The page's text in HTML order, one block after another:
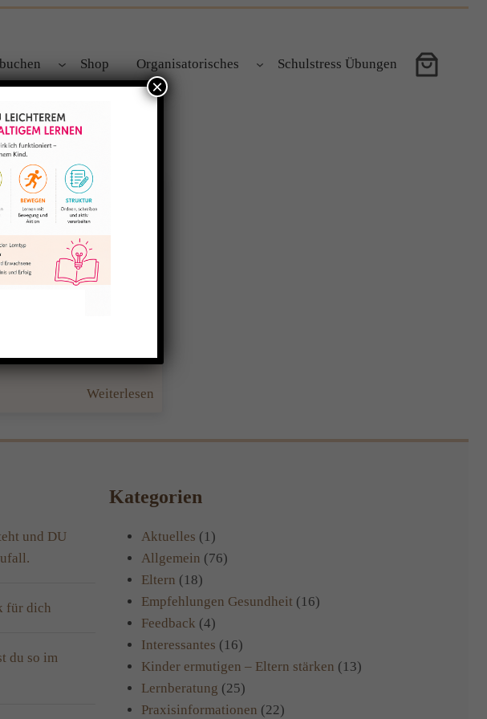
Shop Organisatorisches Schulstress Übungen
Powerdrink-
Weiterlesen
–
und DU
für dich
du so im
Kategorien
Aktuelles (1)
Allgemein (76)
Eltern (18)
Empfehlungen Gesundheit(16)
Feedback (4)
Interessantes (16)
Kinder ermutigen – Eltern stärken (13)
Lernberatung (25)
Praxisinformationen (22)
×